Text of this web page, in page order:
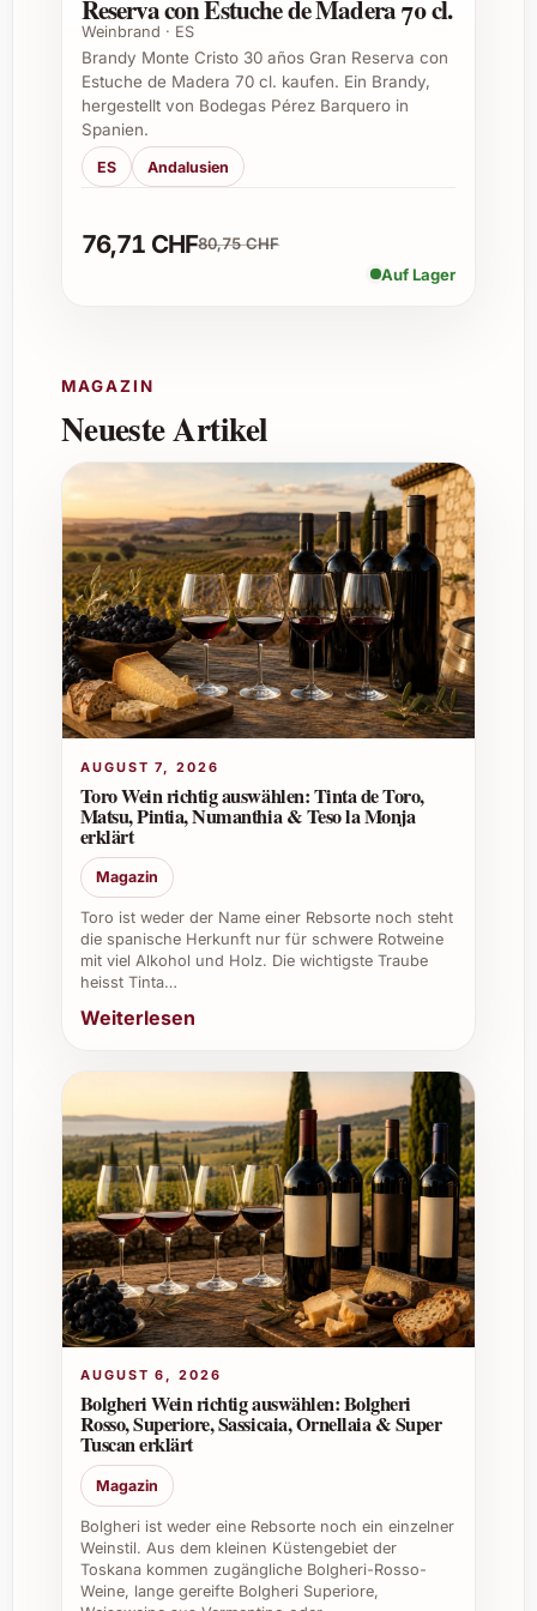
perfekten Einstieg in die Welt hochwertiger
Cognacs.
Wie lange ist Rémy Martin V.S.O.P. nach
dem Öffnen haltbar?
Nach Öffnung sollte man den Cognac
das volle Aroma zu geniessen. Die Lagerung
erfolgt am besten dunkel und kühl, gut
Speisen?
Rémy Martin V.S.O.P. harmoniert besonders
gut mit dunkler Schokolade, Nüssen,
gereiftem Käse und traditionellen
französischen Desserts.
Was macht diesen Cognac besonders im
Vergleich zu anderen?
Die sorgfältige Auswahl der Trauben aus den
besten Anbaugebieten Grande Champagne
und Petite Champagne sowie die langjährige
machen ihn einzigartig.
Kann Rémy Martin V.S.O.P. auch zum
Kochen verwendet werden?
Ja, er verleiht Gerichten eine feine, fruchtige
und nussige Note und eignet sich bestens für
Saucen, Crêpes oder flambierte Desserts.
Ist dieser Cognac nachhaltig produziert?
Rémy Martin legt Wert auf nachhaltiges
Wachstum und Umweltschutz, unter anderem
durch schonende Anbaumethoden und
effizientes Ressourcennutzen.
Tipps und Vorteile für private und
berufliche Verwendung
Ideal für elegante Feiern, bei denen
exklusiver Genuss im Mittelpunkt steht.
Weihnachten oder zum Geburtstag.
Ausgezeichnet für Firmenevents und
Kundengeschenke – zeigt
Wertschätzung und Stil.
Für Gastronomie und Restaurants eine
Bereicherung der Getränkekarte mit
einem bekannten Qualitäts-Cognac.
Passt wunderbar zu Sommerfesten und
Reserva con Estuche de Madera 70 cl.
Weinbrand · ES
Brandy Monte Cristo 30 años Gran Reserva con
Estuche de Madera 70 cl. kaufen. Ein Brandy,
hergestellt von Bodegas Pérez Barquero in
Spanien.
ES Andalusien
76,71 CHF80,75 CHF
Auf Lager
MAGAZIN
Neueste Artikel
AUGUST 7, 2026
Toro Wein richtig auswählen: Tinta de Toro,
Matsu, Pintia, Numanthia & Teso la Monja
erklärt
Magazin
Toro ist weder der Name einer Rebsorte noch steht
die spanische Herkunft nur für schwere Rotweine
mit viel Alkohol und Holz. Die wichtigste Traube
heisst Tinta…
Weiterlesen
AUGUST 6, 2026
Bolgheri Wein richtig auswählen: Bolgheri
Rosso, Superiore, Sassicaia, Ornellaia & Super
Tuscan erklärt
Magazin
Bolgheri ist weder eine Rebsorte noch ein einzelner
Weinstil. Aus dem kleinen Küstengebiet der
Toskana kommen zugängliche Bolgheri-Rosso-
Weine, lange gereifte Bolgheri Superiore,